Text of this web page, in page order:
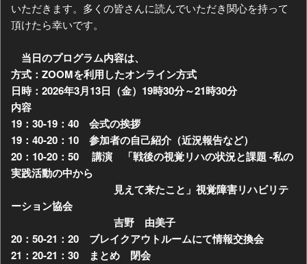
いただきます。多くの皆さんに読んでいただき関心を持って
頂けたら幸いです。
当日のプログラム内容は、
方式：ZOOMを利用したオンライン方式
日時：2026年3月13日（金）19時30分～21時30分
内容
19：30-19：40 会式の挨拶
19：40-20：10 参加者の自己紹介（近況報告など）
20：10-20：50 講演 「戦後の視覚リハの状況と課題 -私の
実践活動の中から
見えて来たこと」 視覚障害リハビリテ
ーション協会
吉野 由美子
20：50-21：20 ブレイクアウトルームにて情報交換会
21：20-21：30 まとめ 閉会